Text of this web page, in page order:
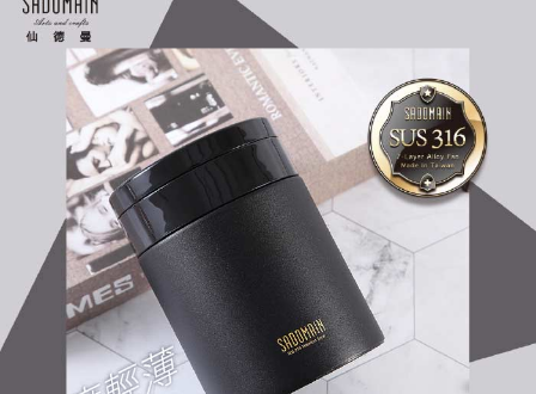
1.分期款項不併入電信帳單，「大哥付你分期」於每月結算日後寄送繳費提
醒簡訊。
2.透過簡訊連結打開帳單後，可選擇「超商條碼／台灣大直營門市／銀行轉
帳／街口支付／iPASS MONEY」等通路繳費。
【注意事項】
1.本服務係由「台灣大哥大股份有限公司」（以下簡稱本公司）所提供，讓
用戶於交易時，得透過本服務購買商品或服務，並由商店將買賣／分期付款
買賣價金債權讓與本公司後，依約使用本公司帳單繳交帳款。
2.基於同意付款使用「大哥付你分期」之契約關係目的，商店將以您的個人
資料（包含姓名、電話或地址）提供予台灣大哥大進項蒐集、處理及利用，
由本公司與您本人進行分期帳單所需資料之確認、核對及更正。
3.完整用戶服務條款，請詳閱以下連結： https://oppay.tw/userRule
【「AFTEE先享後付」結帳流程】
１．於結帳方式選擇「AFTEE先享後付」後，將跳轉至「AFTEE先享後付」
結帳頁面，進行簡訊認證並確認金額後，即可完成結帳。
２．訂單成立數日內，您將收到繳費通知簡訊。
３．收到繳費通知簡訊後14天內，點擊此簡訊中的連結，可透過四大超商／
ATM／網路銀行／等多元方式進行付款，方視為交易完成。
※ 請注意：結帳手續完成當下不需立刻繳費，但若您需要取消訂單，請聯絡
購買商品的店家。未經商家同意取消之訂單仍視為有效，需透過AFTEE先享
後付繳納相關費用。
※ 交易是否成功請以「AFTEE先享後付 」之結帳頁面顯示為準，若有關於
是否繳費成功／繳費後需取消欲退款等相關疑問，請聯繫「AFTEE先享後付
客戶支援中心」https://netprotections.freshdesk.com/support/home
【注意事項】
１．透過由恩沛科技股份有限公司提供之「AFTEE先享後付」服務完成之交
易，需依本服務之必要範圍內提供個人資料，並將交易相關給付款項請求債
權轉讓予恩沛科技股份有限公司。
２．關於個人資料處理事宜，請瀏覽以下網址：
每筆NT$70，滿NT$899(含以上)免運費
付款後7-11取貨
每筆NT$70，滿NT$899(含以上)免運費
每筆NT$100，滿NT$1,000(含以上)免運費
京站台北店客服中心(1F星巴克旁) 即日起不提供京站紙袋，取件時
請自備購物袋，若需購買紙袋可現場詢問
免運費